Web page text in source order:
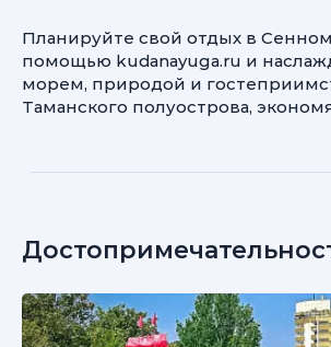
Планируйте свой отдых в
помощью kudanayuga.ru и
морем, природой и
Таманского полуострова,